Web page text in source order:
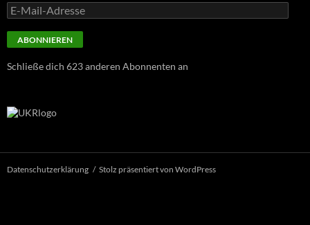
E-
Mail-
Adresse
ABONNIEREN
Schließe dich 623 anderen Abonnenten an
Datenschutzerklärung Stolz präsentiert von WordPress